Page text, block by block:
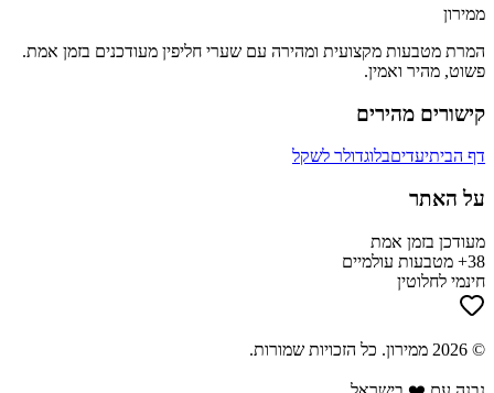
ממירון
המרת מטבעות מקצועית ומהירה עם שערי חליפין מעודכנים בזמן אמת.
פשוט, מהיר ואמין.
קישורים מהירים
דף הביתיעדיםבלוגדולר לשקל
על האתר
מעודכן בזמן אמת
38+ מטבעות עולמיים
חינמי לחלוטין
©
2026 ממירון. כל הזכויות שמורות.